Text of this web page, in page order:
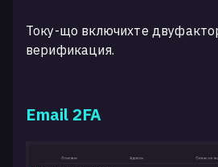
Току-що включихте
верификация.
Email 2FA